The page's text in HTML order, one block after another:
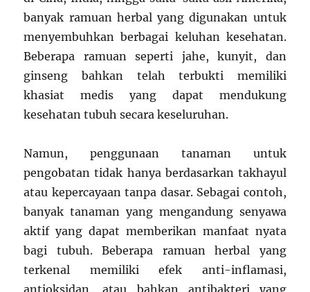
banyak ramuan herbal yang digunakan untuk
menyembuhkan berbagai keluhan kesehatan.
Beberapa ramuan seperti jahe, kunyit, dan
ginseng bahkan telah terbukti memiliki
khasiat medis yang dapat mendukung
kesehatan tubuh secara keseluruhan.
Namun, penggunaan tanaman untuk
pengobatan tidak hanya berdasarkan takhayul
atau kepercayaan tanpa dasar. Sebagai contoh,
banyak tanaman yang mengandung senyawa
aktif yang dapat memberikan manfaat nyata
bagi tubuh. Beberapa ramuan herbal yang
terkenal memiliki efek anti-inflamasi,
antioksidan, atau bahkan antibakteri yang